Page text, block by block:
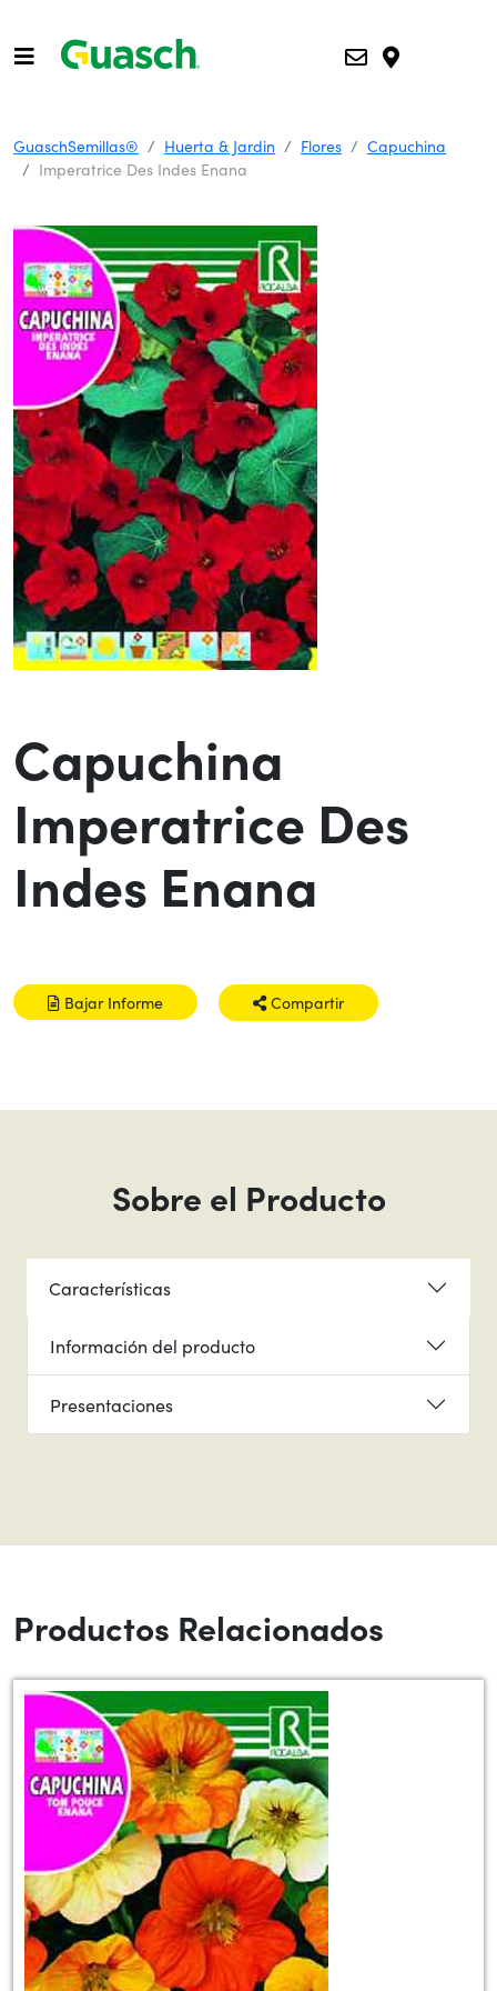
GuaschSemillas® Huerta & Jardin Flores
Capuchina
Imperatrice Des Indes Enana
Capuchina
Imperatrice Des
Indes Enana
Bajar Informe Compartir
Sobre el Producto
Características
Información del producto
Presentaciones
Productos Relacionados